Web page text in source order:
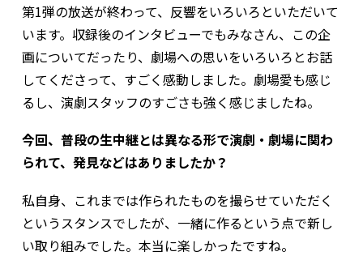
第1弾の放送が終わって、反響をいろいろといただいて
います。収録後のインタビューでもみなさん、この企
画についてだったり、劇場への思いをいろいろとお話
してくださって、すごく感動しました。劇場愛も感じ
るし、演劇スタッフのすごさも強く感じましたね。
――今回、普段の生中継とは異なる形で演劇・劇場に関わ
られて、発見などはありましたか？
私自身、これまでは作られたものを撮らせていただく
というスタンスでしたが、一緒に作るという点で新し
い取り組みでした。本当に楽しかったですね。